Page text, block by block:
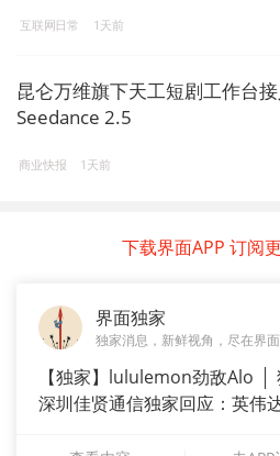
互联网日常 1天前
昆仑万维旗下天工短剧工作台接
Seedance 2.5
商业快报 1天前
下载界面APP 订阅
界面独家
独家消息，新鲜视角，尽在界
【独家】lululemon劲敌Alo
深圳佳贤通信独家回应：英伟